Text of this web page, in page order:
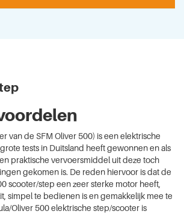
van de SFM Oliver 500) is een elektrische
tests in Duitsland heeft gewonnen en als
praktische vervoersmiddel uit deze toch
gekomen is. De reden hiervoor is dat de
scooter/step een zeer sterke motor heeft,
simpel te bedienen is en gemakkelijk mee te
Oliver 500 elektrische step/scooter is